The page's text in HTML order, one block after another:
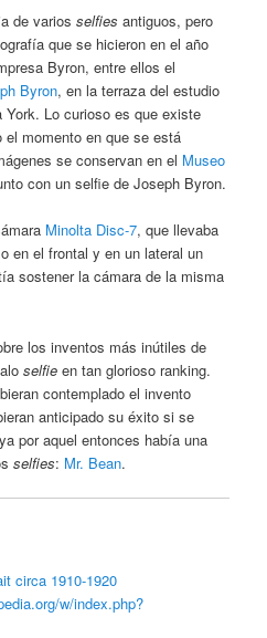
de variosselfies antiguos, pero
que se hicieron en el año
Byron, entre ellos el
Byron, en la terraza del estudio
Lo curioso es que existe
momento en que se está
se conservan en el Museo
con un selfie de Joseph Byron.
Minolta Disc-7, que llevaba
en el frontal y en un lateral un
sostener la cámara de la misma
los inventos más inútiles de
selfie en tan glorioso ranking.
contemplado el invento
anticipado su éxito si se
por aquel entonces había una
selfies: Mr. Bean.
circa 1910-1920
w/index.php?